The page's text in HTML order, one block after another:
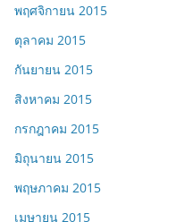
พฤศจิกายน 2015
ตุลาคม 2015
กันยายน 2015
สิงหาคม 2015
กรกฎาคม 2015
มิถุนายน 2015
พฤษภาคม 2015
เมษายน 2015